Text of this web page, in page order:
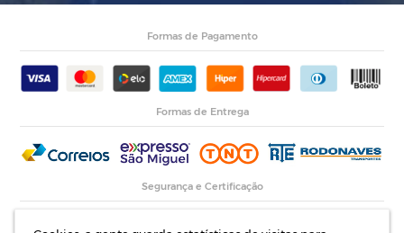
Formas de Pagamento
Formas de Entrega
Segurança e Certificação